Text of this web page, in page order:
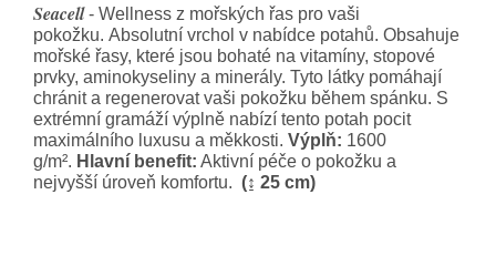
Seacell - Wellness z mořských řas pro vaši
pokožku. Absolutní vrchol v nabídce potahů. Obsahuje
mořské řasy, které jsou bohaté na vitamíny, stopové
prvky, aminokyseliny a minerály. Tyto látky pomáhají
chránit a regenerovat vaši pokožku během spánku. S
extrémní gramáží výplně nabízí tento potah pocit
maximálního luxusu a měkkosti. Výplň: 1600
g/m². Hlavní benefit: Aktivní péče o pokožku a
nejvyšší úroveň komfortu. (↨ 25 cm)